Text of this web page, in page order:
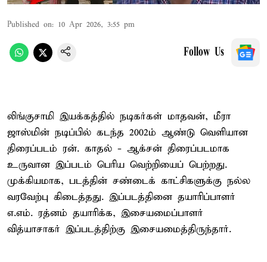
Published on: 10 Apr 2026, 3:55 pm
Follow Us
லிங்குசாமி இயக்கத்தில் நடிகர்கள் மாதவன், மீரா
ஜாஸ்மின் நடிப்பில் கடந்த 2002ம் ஆண்டு வெளியான
திரைப்படம் ரன். காதல் - ஆக்சன் திரைப்படமாக
உருவான இப்படம் பெரிய வெற்றியைப் பெற்றது.
முக்கியமாக, படத்தின் சண்டைக் காட்சிகளுக்கு நல்ல
வரவேற்பு கிடைத்தது. இப்படத்தினை தயாரிப்பாளர்
எ.எம். ரத்னம் தயாரிக்க, இசையமைப்பாளர்
வித்யாசாகர் இப்படத்திற்கு இசையமைத்திருந்தார்.